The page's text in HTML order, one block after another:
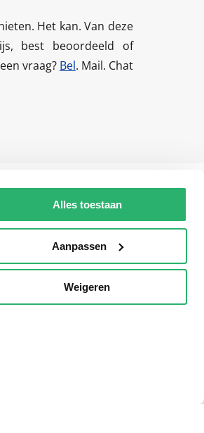
Alles toestaan
Aanpassen
Weigeren
Het kan. Van deze
best beoordeeld of
vraag? Bel. Mail. Chat